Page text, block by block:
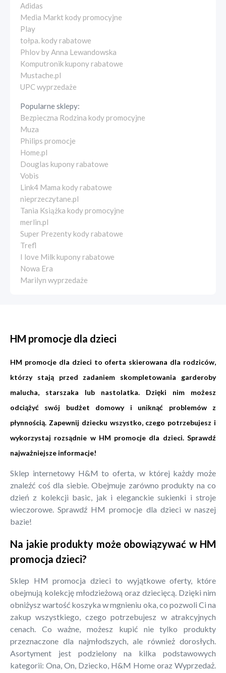
Adidas
Media Markt kody promocyjne
Play
tołpa. kody rabatowe
Phlov by Anna Lewandowska
Komputronik kupony rabatowe
Mustache.pl
UPC wyprzedaże
Popularne sklepy:
Bezpieczna Rodzina kody promocyjne
Muza
Philips promocje
Home.pl
Douglas kupony rabatowe
Vobis
Link4 Mama kody rabatowe
nieprzeczytane.pl
Tania Książka kody promocyjne
merlin.pl
Super Prezenty kody rabatowe
Trefl
I love Milk kupony rabatowe
Nowa Era
Marilyn wyprzedaże
HM promocje dla dzieci
HM promocje dla dzieci to oferta skierowana dla rodziców,
którzy stają przed zadaniem skompletowania garderoby
malucha, starszaka lub nastolatka. Dzięki nim możesz
odciążyć swój budżet domowy i uniknąć problemów z
płynnością. Zapewnij dziecku wszystko, czego potrzebujesz i
wykorzystaj rozsądnie w HM promocje dla dzieci. Sprawdź
najważniejsze informacje!
Sklep internetowy H&M to oferta, w której każdy może
znaleźć coś dla siebie. Obejmuje zarówno produkty na co
dzień z kolekcji basic, jak i eleganckie sukienki i stroje
wieczorowe. Sprawdź HM promocje dla dzieci w naszej
bazie!
Na jakie produkty może obowiązywać w HM
promocja dzieci?
Sklep HM promocja dzieci to wyjątkowe oferty, które
obejmują kolekcję młodzieżową oraz dziecięcą. Dzięki nim
obniżysz wartość koszyka w mgnieniu oka, co pozwoli Ci na
zakup wszystkiego, czego potrzebujesz w atrakcyjnych
cenach. Co ważne, możesz kupić nie tylko produkty
przeznaczone dla najmłodszych, ale również dorosłych.
Asortyment jest podzielony na kilka podstawowych
kategorii: Ona, On, Dziecko, H&M Home oraz Wyprzedaż.